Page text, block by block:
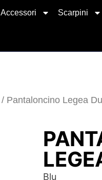
Accessori Scarpini
/ Pantaloncino Legea
Blu